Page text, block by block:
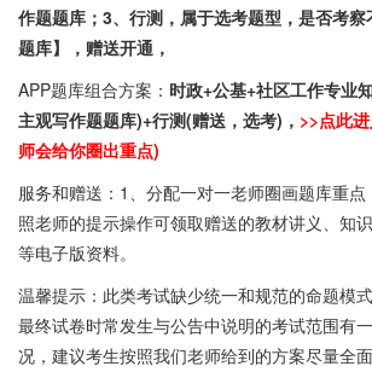
作题题库； 3、行测，属于选考题型，是否考
题库】，赠送开通，
APP题库组合方案： 时政+公基+社区工作专业
主观写作题题库)+行测(赠送，选考)， >>点此
师会给你圈出重点)
服务和赠送：1、分配一对一老师圈画题库重
照老师的提示操作可领取赠送的教材讲义、知
等电子版资料。
温馨提示：此类考试缺少统一和规范的命题模
最终试卷时常发生与公告中说明的考试范围有
况，建议考生按照我们老师给到的方案尽量全面